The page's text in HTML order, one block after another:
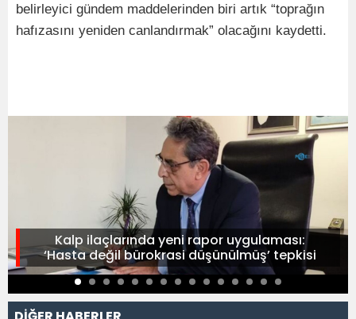
belirleyici gündem maddelerinden biri artık “toprağın
hafızasını yeniden canlandırmak” olacağını kaydetti.
Kalp ilaçlarında yeni rapor uygulaması:
‘Hasta değil bürokrasi düşünülmüş’ tepkisi